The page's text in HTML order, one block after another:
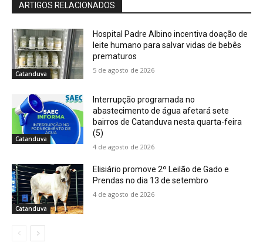
ARTIGOS RELACIONADOS
Catanduva
Hospital Padre Albino incentiva doação de
leite humano para salvar vidas de bebês
prematuros
5 de agosto de 2026
Catanduva
Interrupção programada no
abastecimento de água afetará sete
bairros de Catanduva nesta quarta-feira
(5)
4 de agosto de 2026
Catanduva
Elisiário promove 2º Leilão de Gado e
Prendas no dia 13 de setembro
4 de agosto de 2026